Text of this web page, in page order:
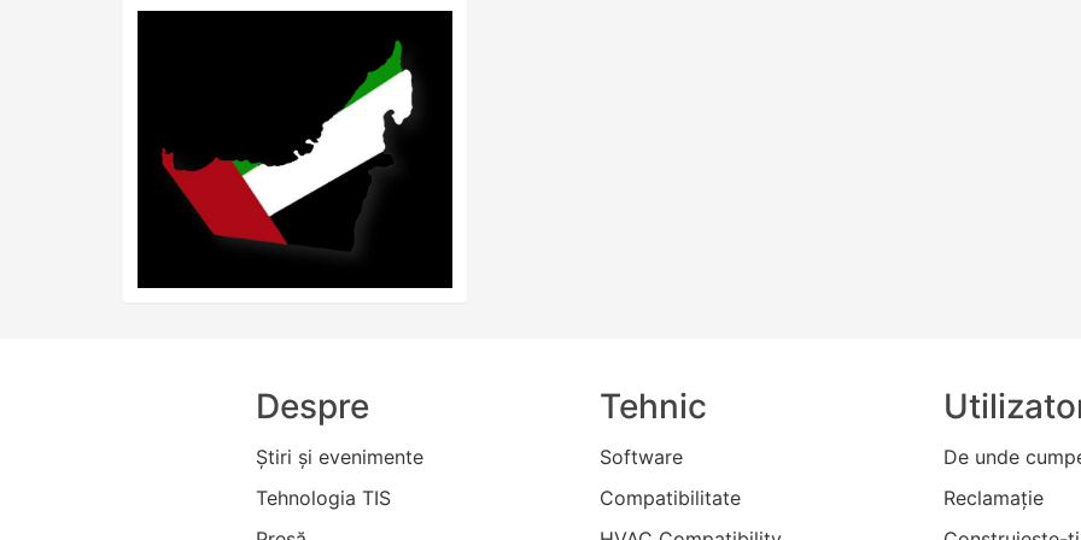
Despre
Ştiri şi evenimente
Tehnologia TIS
Tehnic
Software
Compatibilitate
De unde
Reclamaţie